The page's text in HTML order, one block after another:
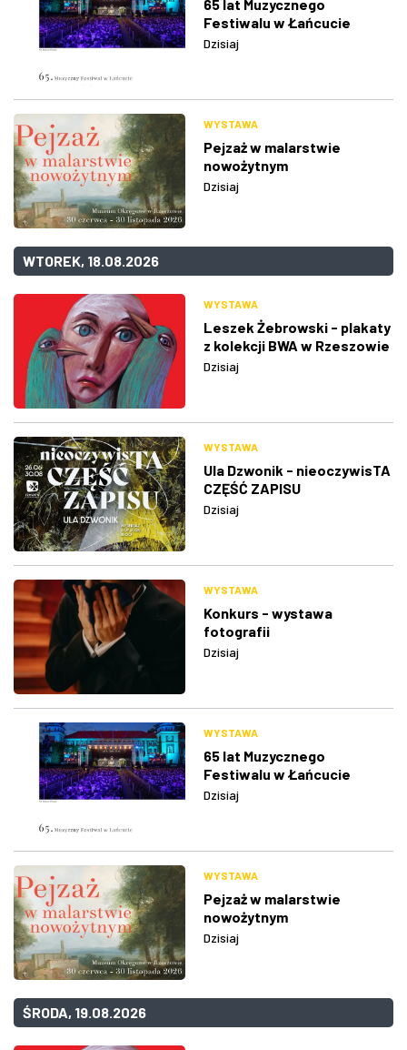
65 lat Muzycznego
Festiwalu w Łańcucie
Dzisiaj
WYSTAWA
Pejzaż w malarstwie
nowożytnym
Dzisiaj
WTOREK, 18.08.2026
WYSTAWA
Leszek Żebrowski - plakaty
z kolekcji BWA w Rzeszowie
Dzisiaj
WYSTAWA
Ula Dzwonik - nieoczywisTA
CZĘŚĆ ZAPISU
Dzisiaj
WYSTAWA
Konkurs - wystawa
fotografii
Dzisiaj
WYSTAWA
65 lat Muzycznego
Festiwalu w Łańcucie
Dzisiaj
WYSTAWA
Pejzaż w malarstwie
nowożytnym
Dzisiaj
ŚRODA, 19.08.2026